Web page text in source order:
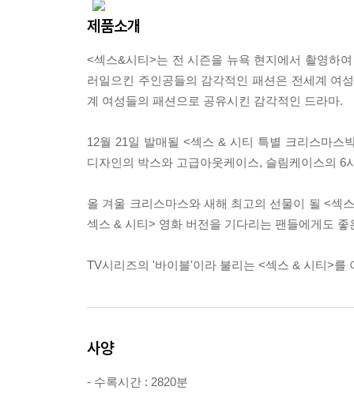
제품소개
<섹스&시티>는 전 시즌을 뉴욕 현지에서 촬영하
러일으킨 주인공들의 감각적인 패션은 전세계 여
계 여성들의 패션으로 공유시킨 감각적인 드라마.
12월 21일 발매될 <섹스 & 시티 특별 크리스마스
디자인의 박스와 고급아웃케이스, 슬림케이스의
올 겨울 크리스마스와 새해 최고의 선물이 될 <섹
섹스 & 시티> 영화 버전을 기다리는 팬들에게도
TV시리즈의 '바이블'이라 불리는 <섹스 & 시티>를
사양
- 수록시간 : 2820분